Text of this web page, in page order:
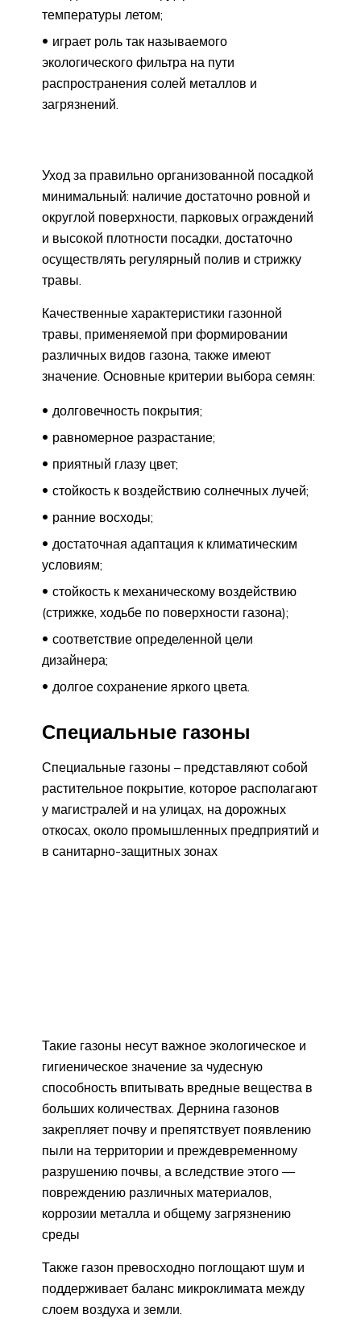
температуры летом;
играет роль так называемого
экологического фильтра на пути
распространения солей металлов и
загрязнений.
Уход за правильно организованной посадкой
минимальный: наличие достаточно ровной и
округлой поверхности, парковых ограждений
и высокой плотности посадки, достаточно
осуществлять регулярный полив и стрижку
травы.
Качественные характеристики газонной
травы, применяемой при формировании
различных видов газона, также имеют
значение. Основные критерии выбора семян:
долговечность покрытия;
равномерное разрастание;
приятный глазу цвет;
стойкость к воздействию солнечных лучей;
ранние восходы;
достаточная адаптация к климатическим
условиям;
стойкость к механическому воздействию
(стрижке, ходьбе по поверхности газона);
соответствие определенной цели
дизайнера;
долгое сохранение яркого цвета.
Специальные газоны
Специальные газоны – представляют собой
растительное покрытие, которое располагают
у магистралей и на улицах, на дорожных
откосах, около промышленных предприятий и
в санитарно-защитных зонах
Такие газоны несут важное экологическое и
гигиеническое значение за чудесную
способность впитывать вредные вещества в
больших количествах. Дернина газонов
закрепляет почву и препятствует появлению
пыли на территории и преждевременному
разрушению почвы, а вследствие этого —
повреждению различных материалов,
коррозии металла и общему загрязнению
среды
Также газон превосходно поглощают шум и
поддерживает баланс микроклимата между
слоем воздуха и земли.